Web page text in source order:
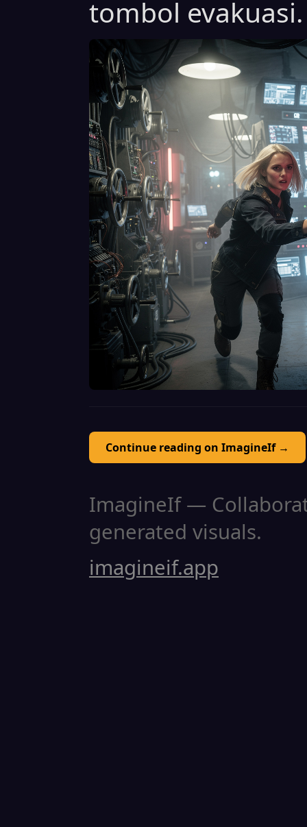
tombol evakuasi.
Continue reading on ImagineIf →
ImagineIf —
generated visuals.
imagineif.app